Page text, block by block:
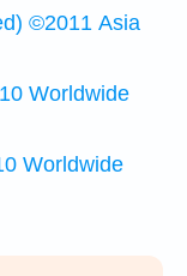
©2011 Asia
Worldwide
Worldwide